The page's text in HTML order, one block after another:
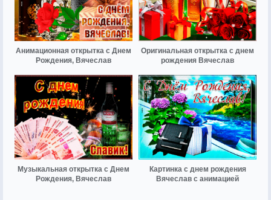
Анимационная открытка с Днем
Рождения, Вячеслав
Оригинальная открытка с днем
рождения Вячеслав
Музыкальная открытка с Днем
Рождения, Вячеслав
Картинка с днем рождения
Вячеслав с анимацией